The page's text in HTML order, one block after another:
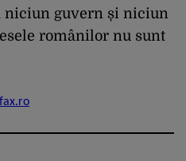
niciun guvern și niciun
românilor nu sunt